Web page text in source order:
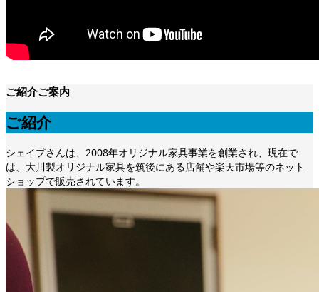
ご紹介ご案内
ご紹介
シェイプさんは、2008年オリジナル家具事業を創業され、現在で
は、大川製オリジナル家具を筑後にある店舗や楽天市場等のネット
ショップで販売されています。